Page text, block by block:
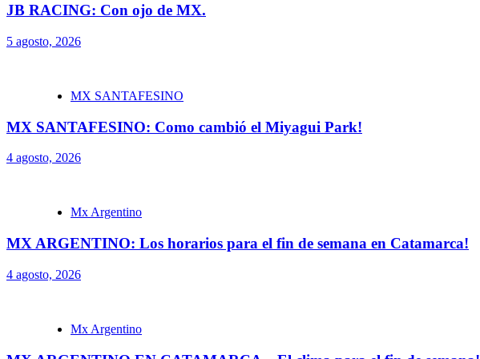
JB RACING: Con ojo de MX.
5 agosto, 2026
MX SANTAFESINO
MX SANTAFESINO: Como cambió el Miyagui Park!
4 agosto, 2026
Mx Argentino
MX ARGENTINO: Los horarios para el fin de semana en Catamarca!
4 agosto, 2026
Mx Argentino